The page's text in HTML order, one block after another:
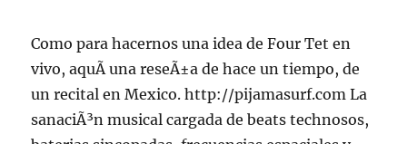
Como para hacernos una idea de Four Tet en
vivo, aquÃ­ una reseÃ±a de hace un tiempo, de
un recital en Mexico. http://pijamasurf.com La
sanaciÃ³n musical cargada de beats technosos,